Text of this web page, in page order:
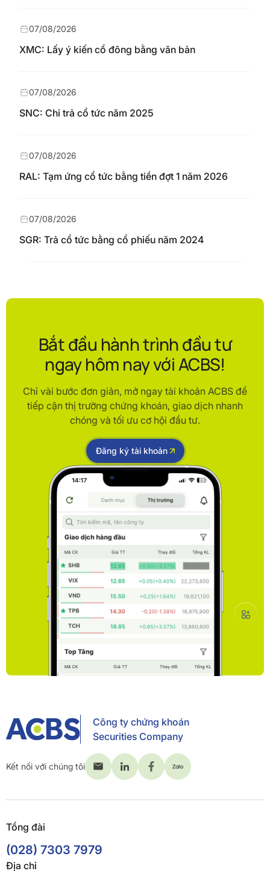
XMC: Lấy ý kiến cổ đông bằng văn bản
07/08/2026
SNC: Chi trả cổ tức năm 2025
07/08/2026
RAL: Tạm ứng cổ tức bằng tiền đợt 1 năm 2026
07/08/2026
SGR: Trả cổ tức bằng cổ phiếu năm 2024
07/08/2026
Bắt đầu hành trình đầu tư
ngay hôm nay với ACBS!
Chỉ vài bước đơn giản, mở ngay tài khoản ACBS để
tiếp cận thị trường chứng khoán, giao dịch nhanh
chóng và tối ưu cơ hội đầu tư.
Đăng ký tài khoản
Công ty chứng khoán
Securities Company
Kết nối với chúng tôi
Tổng đài
(028) 7303 7979
Địa chỉ